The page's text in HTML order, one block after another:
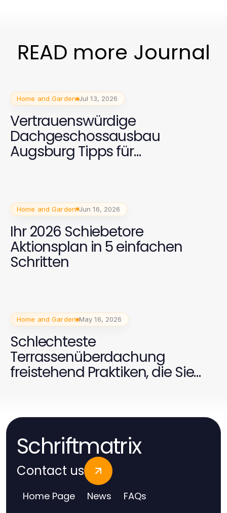
READ more Journal
Home and Garden Jul 13, 2026
Vertrauenswürdige
Dachgeschossausbau
Augsburg Tipps für
Hausbesitzer in 2026
Home and Garden Jun 16, 2026
Ihr 2026 Schiebetore
Aktionsplan in 5 einfachen
Schritten
Home and Garden May 16, 2026
Schlechteste
Terrassenüberdachung
freistehend Praktiken, die Sie
Schriftmatrix
Contact us
Home Page News FAQs